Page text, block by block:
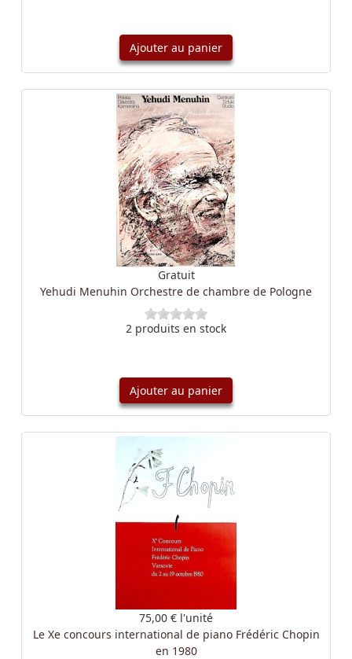
Ajouter au panier
Gratuit
Yehudi Menuhin Orchestre de chambre de Pologne
2 produits en stock
Ajouter au panier
75,00 € l'unité
Le Xe concours international de piano Frédéric Chopin
en 1980